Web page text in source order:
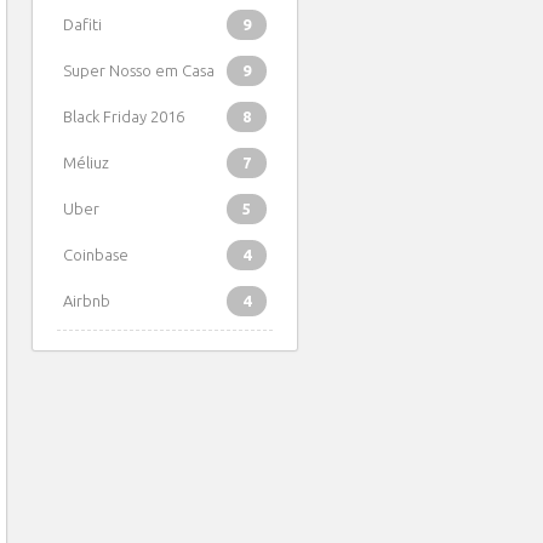
Dafiti 9
Super Nosso em Casa 9
Black Friday 2016 8
Méliuz 7
Uber 5
Coinbase 4
Airbnb 4